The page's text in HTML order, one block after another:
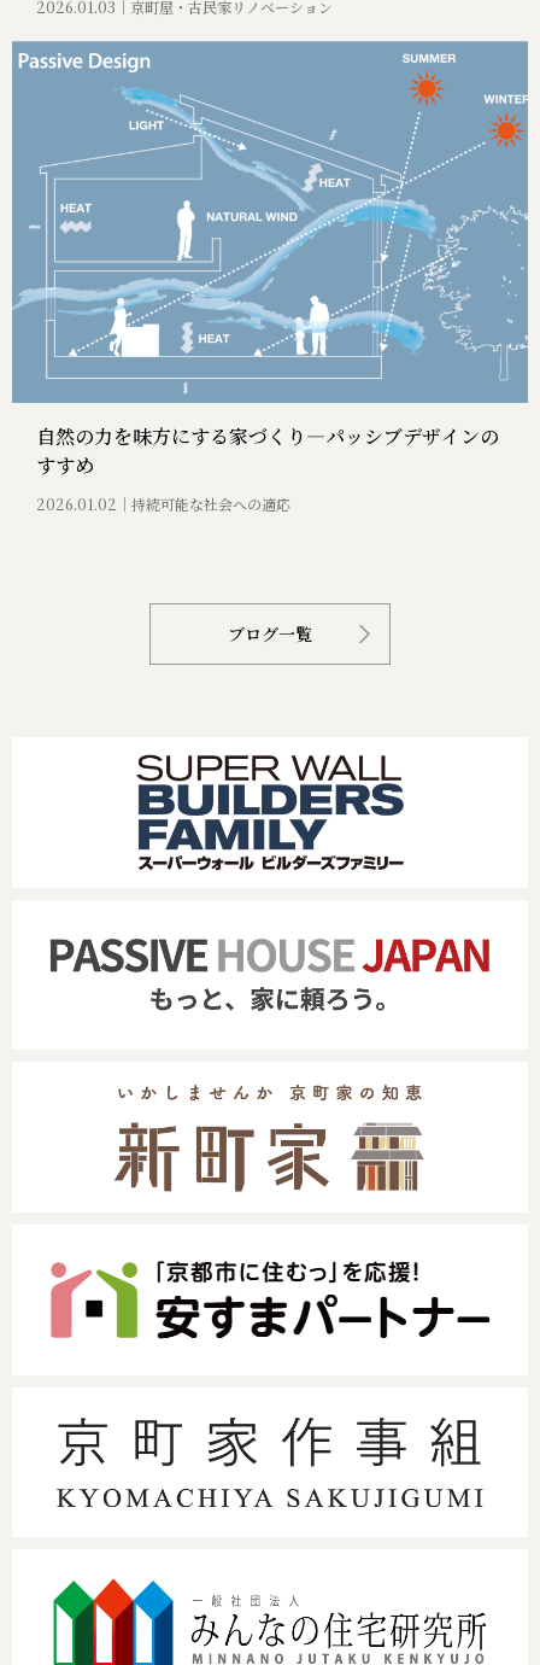
2026.01.03 京町屋・古民家リノベーション
自然の力を味方にする家づくり―パッシブデザインの
すすめ
2026.01.02 持続可能な社会への適応
ブログ一覧